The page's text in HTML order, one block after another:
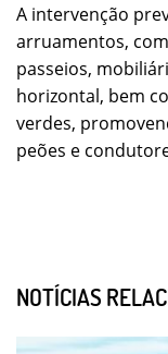
A intervenção
arruamentos,
passeios,
horizontal, bem
verdes,
peões e
NOTÍCIAS